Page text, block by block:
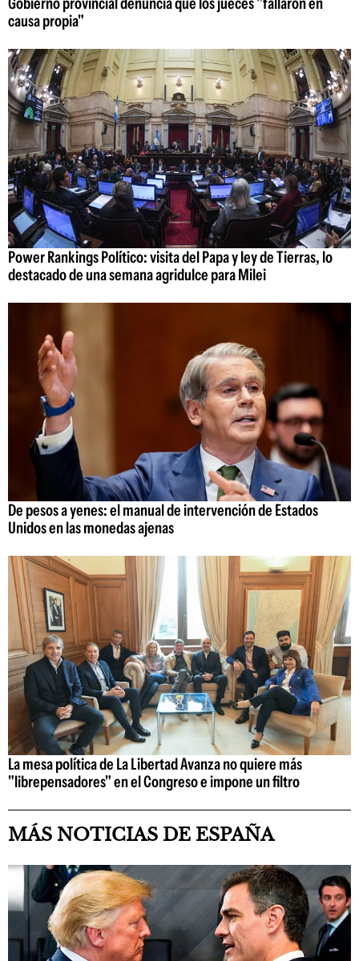
causa propia"
Power Rankings Político: visita del Papa y ley de Tierras, lo
destacado de una semana agridulce para Milei
De pesos a yenes: el manual de intervención de Estados
Unidos en las monedas ajenas
La mesa política de La Libertad Avanza no quiere más
"librepensadores" en el Congreso e impone un filtro
MÁS NOTICIAS DE ESPAÑA